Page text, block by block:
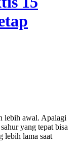
lebih awal. Apalagi
yang tepat bisa
lebih lama saat